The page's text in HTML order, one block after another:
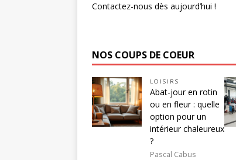
Contactez-nous dès aujourd’hui !
NOS COUPS DE COEUR
LOISIRS
Abat-jour en rotin
ou en fleur : quelle
option pour un
intérieur chaleureux
?
Pascal Cabus